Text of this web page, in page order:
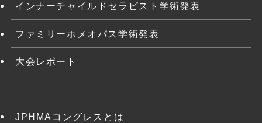
インナーチャイルドセラピスト学術発表
ファミリーホメオパス学術発表
大会レポート
JPHMAコングレスとは